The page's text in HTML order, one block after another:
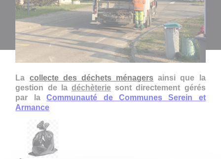
La collecte des déchets ménagers ainsi que la
gestion de la déchèterie sont directement gérés
par laCommunauté de Communes Serein et
Armance